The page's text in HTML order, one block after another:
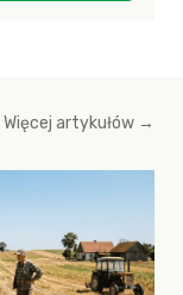
Więcej artykułów →